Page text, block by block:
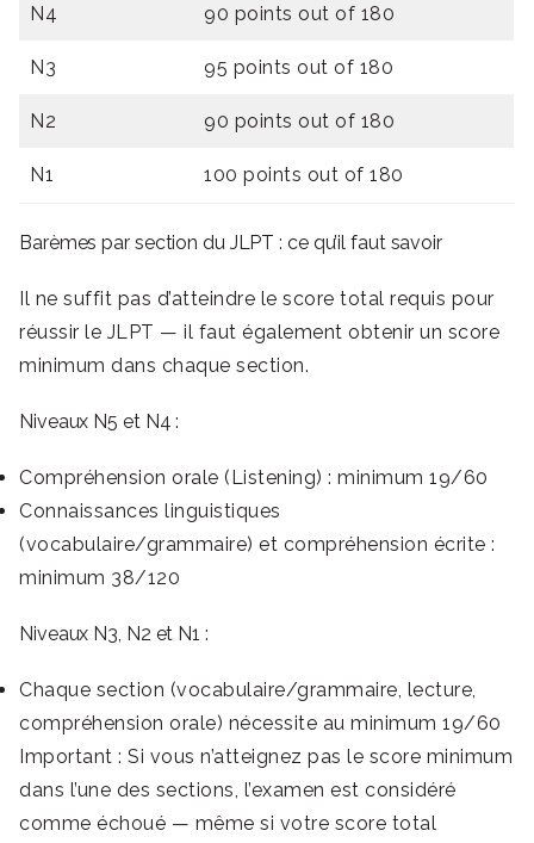
N4 90 points out of 180
N3 95 points out of 180
N2 90 points out of 180
N1 100 points out of 180
Barèmes par section du JLPT : ce qu’il faut savoir
Il ne suffit pas d’atteindre le score total requis pour
réussir le JLPT — il faut également obtenir un score
minimum dans chaque section.
Niveaux N5 et N4 :
Compréhension orale (Listening) : minimum 19/60
Connaissances linguistiques
(vocabulaire/grammaire) et compréhension écrite :
minimum 38/120
Niveaux N3, N2 et N1 :
Chaque section (vocabulaire/grammaire, lecture,
compréhension orale) nécessite au minimum 19/60
Important : Si vous n’atteignez pas le score minimum
dans l’une des sections, l’examen est considéré
comme échoué — même si votre score total